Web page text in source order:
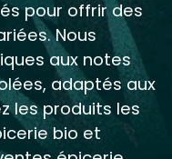
pour offrir des
Nous
aux notes
adaptés aux
les produits les
bio et